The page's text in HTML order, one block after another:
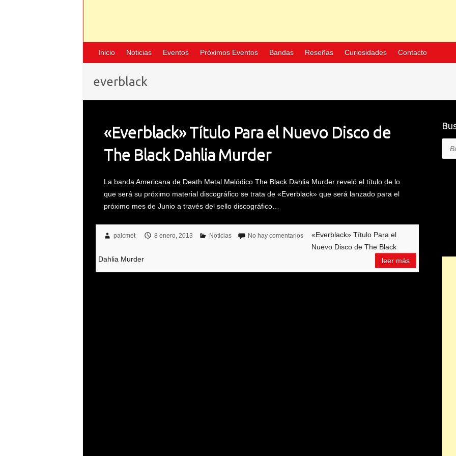
Inicio Noticias Eventos Próximos Eventos Bandas Reseñas Curiosidades Contacto
everblack
«Everblack» Título Para el Nuevo Disco de
The Black Dahlia Murder
La banda Americana de Death Metal Melódico The Black Dahlia Murder reveló el título de lo
que será su próximo material discográfico se trata de «Everblack» que será lanzado para el
próximo mes de Junio a través del sello discográfico…
palcmet 8 enero, 2013 Noticias No hay comentarios
«Everblack» Título Para el
Nuevo Disco de The Black
Dahlia Murder
leer más